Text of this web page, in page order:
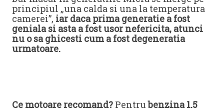
principiul „una calda si una la temperatura
camerei”, iar daca prima generatie a fost
geniala si asta a fost usor nefericita, atunci
nu o sa ghicesti cum a fost degeneratia
urmatoare.
Ce motoare recomand? Pentrubenzina 1.5